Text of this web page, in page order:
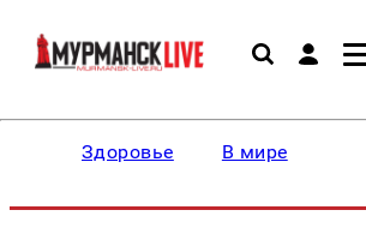
Здоровье В мире